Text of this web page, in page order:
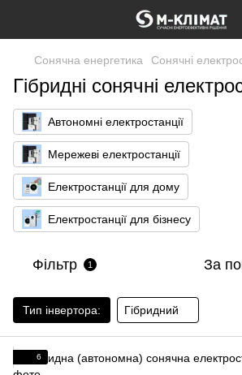
Сонячна енергетика Сонячні
Гібридні сонячні
Автономні електростанції
Мережеві електростанції
Електростанції для дому
Електростанції для бізнесу
Фільтр 1 За
Тип інвертора: Гібридний
6